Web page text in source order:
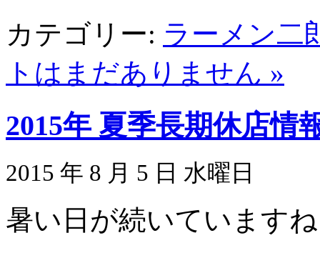
カテゴリー: ラーメン二
トはまだありません »
2015年 夏季長期休店情
2015 年 8 月 5 日 水曜日
暑い日が続いています